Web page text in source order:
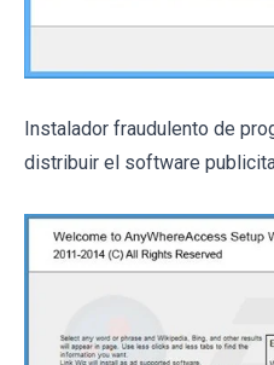
Instalador fraudulento de
distribuir el software